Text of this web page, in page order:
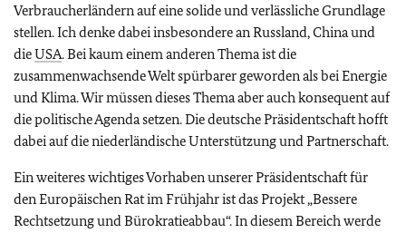
Verbraucherländern auf eine solide und verlässliche Grundlage
stellen. Ich denke dabei insbesondere an Russland, China und
dieUSA. Bei kaum einem anderen Thema ist die
zusammenwachsende Welt spürbarer geworden als bei Energie
und Klima. Wir müssen dieses Thema aber auch konsequent auf
die politische Agenda setzen. Die deutsche Präsidentschaft hofft
dabei auf die niederländische Unterstützung und Partnerschaft.
Ein weiteres wichtiges Vorhaben unserer Präsidentschaft für
den Europäischen Rat im Frühjahr ist das Projekt „Bessere
Rechtsetzung und Bürokratieabbau“. In diesem Bereich werde